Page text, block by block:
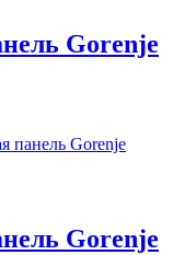
Gorenje
Gorenje